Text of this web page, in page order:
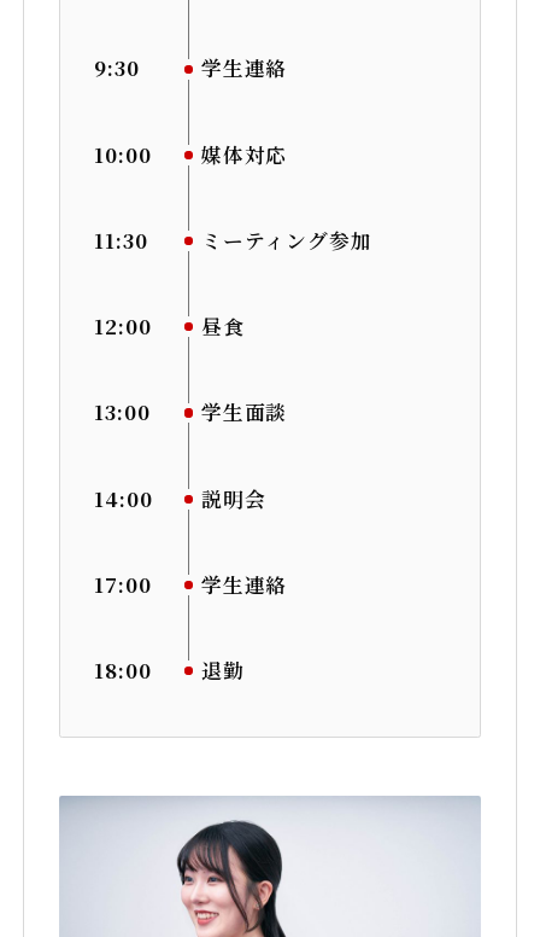
9:30 学生連絡
10:00 媒体対応
11:30 ミーティング参加
12:00 昼食
13:00 学生面談
14:00 説明会
17:00 学生連絡
18:00 退勤